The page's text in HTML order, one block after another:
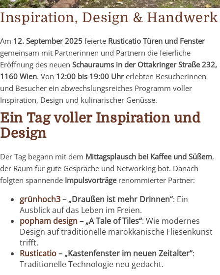
Inspiration, Design & Handwerk
Am 12. September 2025 feierte Rusticatio Türen und Fenster
gemeinsam mit Partnerinnen und Partnern die feierliche
Eröffnung des neuen Schauraums in der Ottakringer Straße 232,
1160 Wien. Von 12:00 bis 19:00 Uhrerlebten Besucherinnen
und Besucher ein abwechslungsreiches Programm voller
Inspiration, Design und kulinarischer Genüsse.
Ein Tag voller Inspiration und
Design
Der Tag begann mit dem Mittagsplausch bei Kaffee und Süßem,
der Raum für gute Gespräche und Networking bot. Danach
folgten spannende Impulsvorträgerenommierter Partner:
grünhoch3– „Draußen ist mehr Drinnen“: Ein
Ausblick auf das Leben im Freien.
popham design– „A Tale of Tiles“: Wie modernes
Design auf traditionelle marokkanische Fliesenkunst
trifft.
Rusticatio– „Kastenfenster im neuen Zeitalter“:
Traditionelle Technologie neu gedacht.